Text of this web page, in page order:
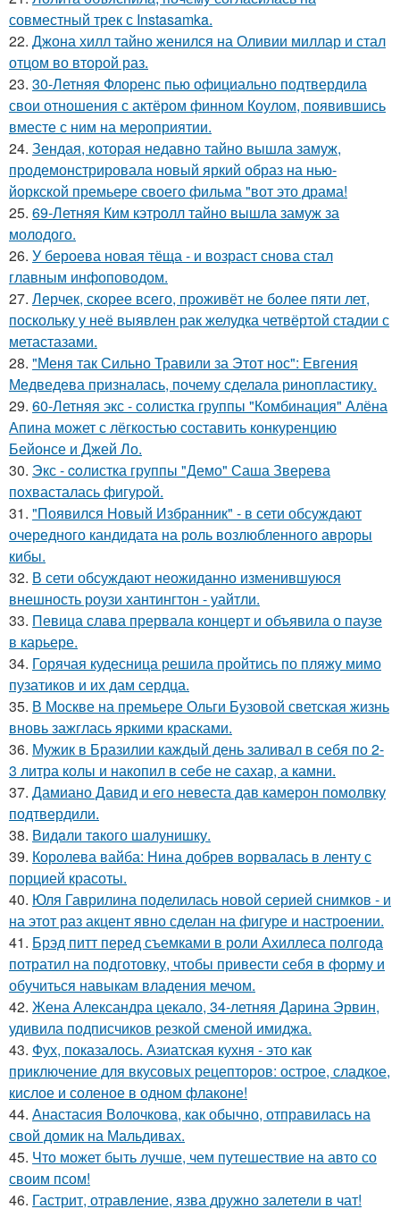
совместный трек с Instasamka.
22. Джона хилл тайно женился на Оливии миллар и стал
отцом во второй раз.
23. 30-Летняя Флоренс пью официально подтвердила
свои отношения с актёром финном Коулом, появившись
вместе с ним на мероприятии.
24. Зендая, которая недавно тайно вышла замуж,
продемонстрировала новый яркий образ на нью-
йоркской премьере своего фильма "вот это драма!
25. 69-Летняя Ким кэтролл тайно вышла замуж за
молодого.
26. У бероева новая тёща - и возраст снова стал
главным инфоповодом.
27. Лерчек, скорее всего, проживёт не более пяти лет,
поскольку у неё выявлен рак желудка четвёртой стадии с
метастазами.
28. "Меня так Сильно Травили за Этот нос": Евгения
Медведева призналась, почему сделала ринопластику.
29. 60-Летняя экс - солистка группы "Комбинация" Алёна
Апина может с лёгкостью составить конкуренцию
Бейонсе и Джей Ло.
30. Экс - coлистка группы "Демо" Саша Зверева
пoхвасталась фигуpoй.
31. "Появился Новый Избранник" - в сети обсуждают
очередного кандидата на роль возлюбленного авроры
кибы.
32. В сети обсуждают неожиданно изменившуюся
внешность роузи хантингтон - уайтли.
33. Певица слава прервала концерт и объявила о паузе
в карьере.
34. Горячая кудесница решила пройтись по пляжу мимо
пузатиков и их дам сердца.
35. В Москве на премьере Ольги Бузовой светская жизнь
вновь зажглась яркими красками.
36. Мужик в Бразилии каждый день заливал в себя по 2-
3 литра колы и накопил в себе не сахар, а камни.
37. Дамиано Давид и его невеста дав камерон помолвку
подтвердили.
38. Видaли тaкого шaлунишку.
39. Королева вайба: Нина добрев ворвалась в ленту с
порцией красоты.
40. Юля Гаврилина поделилась новой серией снимков - и
на этот раз акцент явно сделан на фигуре и настроении.
41. Брэд питт перед съемками в роли Ахиллеса полгода
потратил на подготовку, чтобы привести себя в форму и
обучиться навыкам владения мечом.
42. Жена Александра цекало, 34-летняя Дарина Эрвин,
удивила подписчиков резкой сменой имиджа.
43. Фух, показалось. Азиатская кухня - это как
приключение для вкусовых рецепторов: острое, сладкое,
кислое и соленое в одном флаконе!
44. Анастасия Волочкова, как обычно, отправилась на
свой домик на Мальдивах.
45. Что может быть лучше, чем путешествие на авто со
своим псом!
46. Гастрит, отравление, язва дружно залетели в чат!